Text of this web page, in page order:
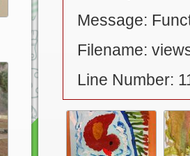
Message:
Filename:
Line Number: